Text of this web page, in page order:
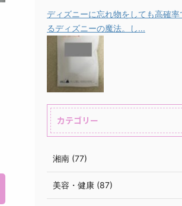
ディズニーに忘れ物をしても高確率
るディズニーの魔法。し...
カテゴリー
湘南 (77)
美容・健康 (87)